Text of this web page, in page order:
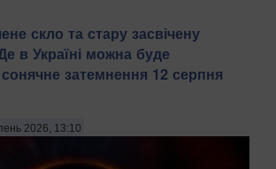
скло та стару засвічену
в Україні можна буде
сонячне затемнення 12 серпня
2026, 13:10